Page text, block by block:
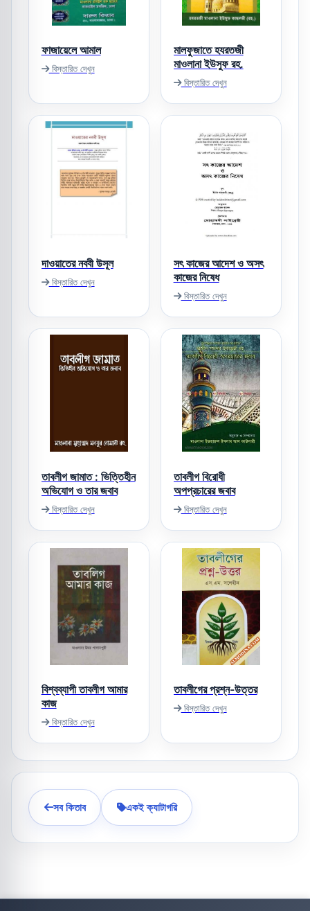
ফাজায়েলে আমাল
বিস্তারিত দেখুন
মালফুজাতে হযরতজী
মাওলানা ইউসুফ রহ.
বিস্তারিত দেখুন
দাওয়াতের নববী উসূল
বিস্তারিত দেখুন
সৎ কাজের আদেশ ও অসৎ
কাজের নিষেধ
বিস্তারিত দেখুন
তাবলীগ জামাত : ভিত্তিহীন
অভিযোগ ও তার জবাব
বিস্তারিত দেখুন
তাবলীগ বিরোধী
অপপ্রচারের জবাব
বিস্তারিত দেখুন
বিশ্বব্যাপী তাবলীগ আমার
কাজ
বিস্তারিত দেখুন
তাবলীগের প্রশ্ন-উত্তর
বিস্তারিত দেখুন
সব কিতাব একই ক্যাটাগরি